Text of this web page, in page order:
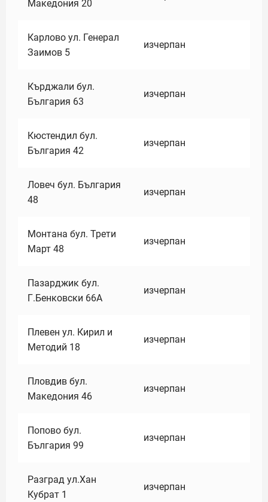
Македония 20
Карлово ул. Генерал
Заимов 5
изчерпан
Кърджали бул.
България 63
изчерпан
Кюстендил бул.
България 42
изчерпан
Ловеч бул. България
48
изчерпан
Монтана бул. Трети
Март 48
изчерпан
Пазарджик бул.
Г.Бенковски 66А
изчерпан
Плевен ул. Кирил и
Методий 18
изчерпан
Пловдив бул.
Македония 46
изчерпан
Попово бул.
България 99
изчерпан
Разград ул.Хан
Кубрат 1
изчерпан